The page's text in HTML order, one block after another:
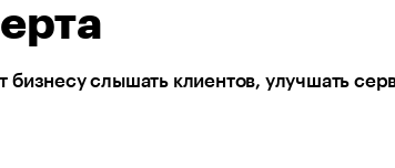
бизнесу слышать клиентов, улучшать